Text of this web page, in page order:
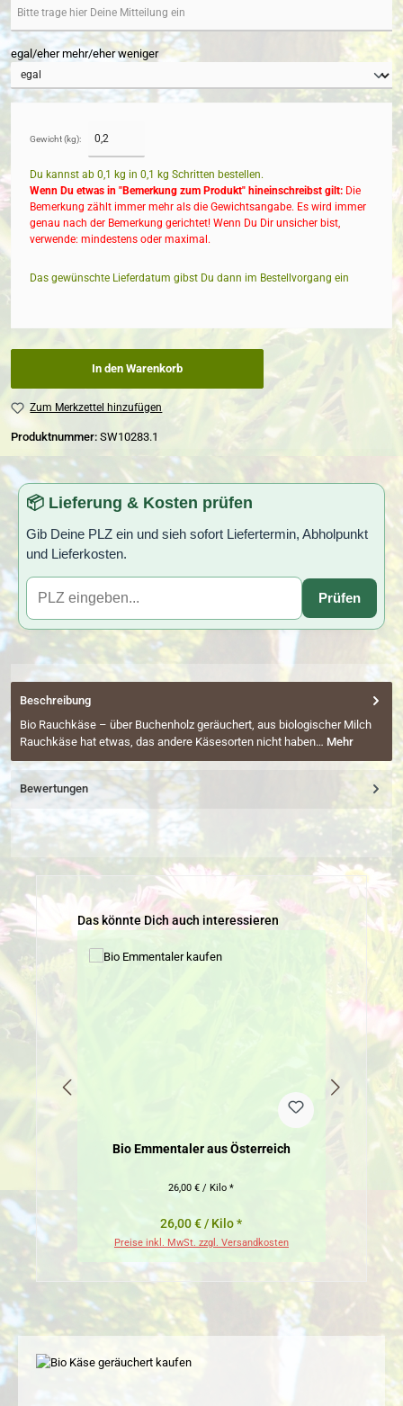
egal/eher mehr/eher weniger
Gewicht (kg):
Du kannst ab 0,1 kg in 0,1 kg Schritten bestellen.
Wenn Du etwas in "Bemerkung zum Produkt" hineinschreibst gilt: Die
Bemerkung zählt immer mehr als die Gewichtsangabe. Es wird immer
genau nach der Bemerkung gerichtet! Wenn Du Dir unsicher bist,
verwende: mindestens oder maximal.
Das gewünschte Lieferdatum gibst Du dann im Bestellvorgang ein
In den Warenkorb
Zum Merkzettel hinzufügen
Produktnummer: SW10283.1
📦 Lieferung & Kosten prüfen
Gib Deine PLZ ein und sieh sofort Liefertermin, Abholpunkt
und Lieferkosten.
Prüfen
Beschreibung
Bio Rauchkäse – über Buchenholz geräuchert, aus biologischer Milch
Rauchkäse hat etwas, das andere Käsesorten nicht haben… Mehr
Bewertungen
Produktgalerie überspringen
Das könnte Dich auch interessieren
Bio Emmentaler aus Österreich
26,00 € / Kilo *
26,00 € / Kilo *
Preise inkl. MwSt. zzgl. Versandkosten